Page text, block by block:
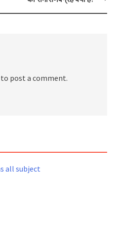
to post a comment.
all subject